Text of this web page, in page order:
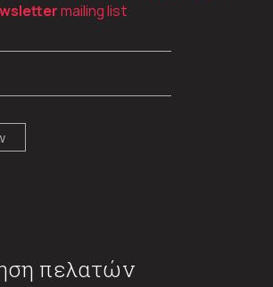
mailing list
πελατών